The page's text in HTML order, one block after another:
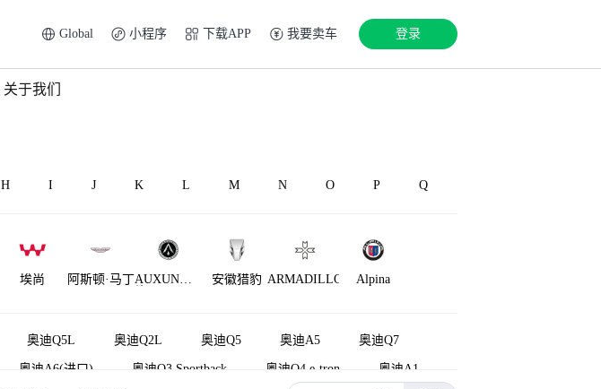
Global 小程序 下载APP 我要卖车 登录
关于我们
H I J K L M N O P Q
埃尚 阿斯顿·马丁AUXUN傲
安徽猎豹 ARMADILLO Alpina
奥迪Q5L 奥迪Q2L 奥迪Q5 奥迪A5 奥迪Q7
奥迪A6(进口) 奥迪Q3 Sportback 奥迪Q4 e-tron 奥迪A1